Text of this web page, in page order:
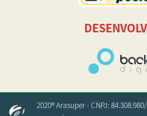
2020® Arasuper - CNPJ: